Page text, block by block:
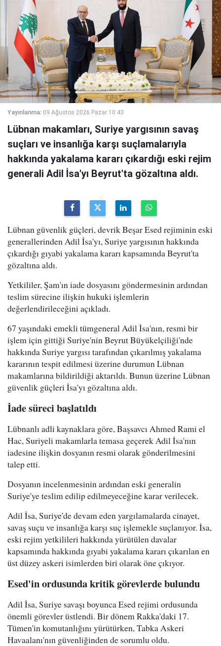
Yayınlanma: 09 Ağustos 2026 Pazar 10:43
Lübnan makamları, Suriye yargısının savaş
suçları ve insanlığa karşı suçlamalarıyla
hakkında yakalama kararı çıkardığı eski rejim
generali Adil İsa'yı Beyrut'ta gözaltına aldı.
Lübnan güvenlik güçleri, devrik Beşar Esed rejiminin eski
generallerinden Adil İsa'yı, Suriye yargısının hakkında
çıkardığı gıyabi yakalama kararı kapsamında Beyrut'ta
gözaltına aldı.
Yetkililer, Şam'ın iade dosyasını göndermesinin ardından
teslim sürecine ilişkin hukuki işlemlerin
değerlendirileceğini açıkladı.
67 yaşındaki emekli tümgeneral Adil İsa'nın, resmi bir
işlem için gittiği Suriye'nin Beyrut Büyükelçiliği'nde
hakkında Suriye yargısı tarafından çıkarılmış yakalama
kararının tespit edilmesi üzerine durumun Lübnan
makamlarına bildirildiği aktarıldı. Bunun üzerine Lübnan
güvenlik güçleri İsa'yı gözaltına aldı.
İade süreci başlatıldı
Lübnanlı adli kaynaklara göre, Başsavcı Ahmed Rami el
Hac, Suriyeli makamlarla temasa geçerek Adil İsa'nın
iadesine ilişkin dosyanın resmi olarak gönderilmesini
talep etti.
Dosyanın incelenmesinin ardından eski generalin
Suriye'ye teslim edilip edilmeyeceğine karar verilecek.
Adil İsa, Suriye'de devam eden yargılamalarda cinayet,
savaş suçu ve insanlığa karşı suç işlemekle suçlanıyor. İsa,
eski rejim yetkilileri hakkında yürütülen davalar
kapsamında hakkında gıyabi yakalama kararı çıkarılan en
üst düzey askeri isimlerden biri olarak öne çıkıyor.
Esed'in ordusunda kritik görevlerde bulundu
Adil İsa, Suriye savaşı boyunca Esed rejimi ordusunda
önemli görevler üstlendi. Bir dönem Rakka'daki 17.
Tümen'in komutanlığını yürütürken, Tabka Askeri
Havaalanı'nın güvenliğinden de sorumlu oldu.